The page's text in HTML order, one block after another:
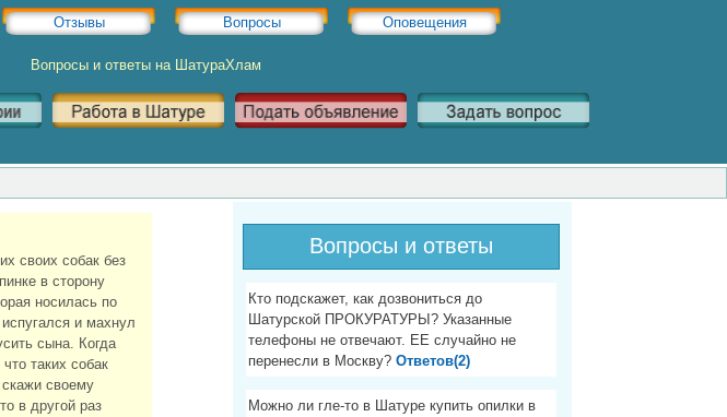
Отзывы Вопросы Оповещения
Вопросы и ответы на ШатураХлам
своих собак без
в сторону
носилась по
и махнул
сына. Когда
таких собак
своему
в другой раз
Вопросы и ответы
Кто подскажет, как дозвониться до
Шатурской ПРОКУРАТУРЫ? Указанные
телефоны не отвечают. ЕЕ случайно не
перенесли в Москву? Ответов(2)
Можно ли гле-то в Шатуре купить опилки в